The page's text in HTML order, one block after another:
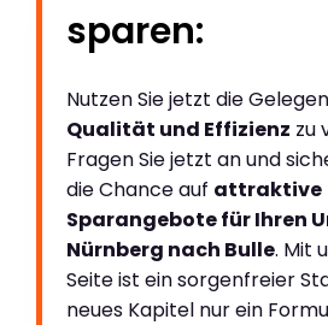
sparen:
Nutzen Sie jetzt die
Qualität und Effizienz zu
Fragen Sie jetzt an und
die Chance auf attraktive
Sparangebote für Ihren
Nürnberg nach Bulle. Mit
Seite ist ein sorgenfreier
neues Kapitel nur ein